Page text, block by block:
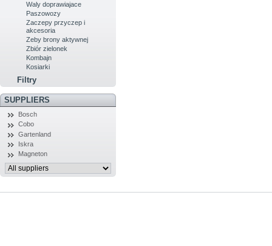
Waly doprawiajace
Paszowozy
Zaczepy przyczep i
akcesoria
Zeby brony aktywnej
Zbiór zielonek
Kombajn
Kosiarki
Filtry
SUPPLIERS
Bosch
Cobo
Gartenland
Iskra
Magneton